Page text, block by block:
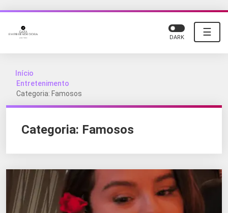
☰
DARK
Início
Entretenimento
Categoria: Famosos
Categoria: Famosos